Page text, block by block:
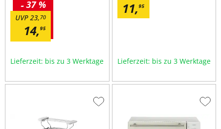
23, 70
UVP
14,95
37 %
-
Lieferzeit: bis zu 3 Werktage
11,95
Lieferzeit: bis zu 3 Werktage
Zur
hinzufügen
Zur